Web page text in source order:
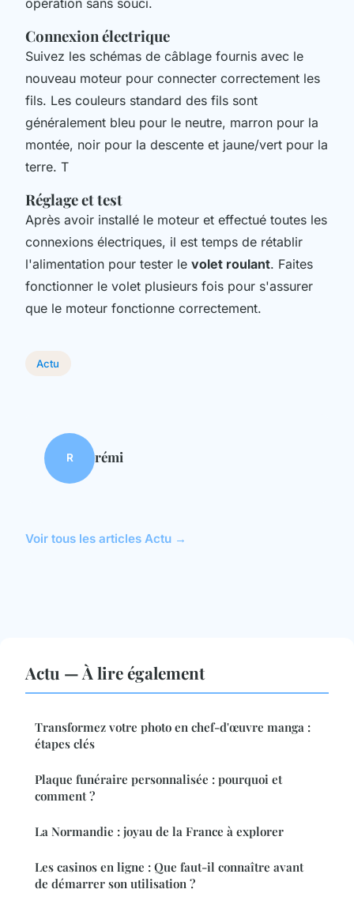
Connexion électrique
Suivez les schémas de câblage fournis avec le
nouveau moteur pour connecter correctement les
fils. Les couleurs standard des fils sont
généralement bleu pour le neutre, marron pour la
montée, noir pour la descente et jaune/vert pour la
terre. T
Réglage et test
Après avoir installé le moteur et effectué toutes les
connexions électriques, il est temps de rétablir
l'alimentation pour tester le volet roulant. Faites
fonctionner le volet plusieurs fois pour s'assurer
que le moteur fonctionne correctement.
Actu
R rémi
Voir tous les articles Actu →
Actu — À lire également
Transformez votre photo en chef-d'œuvre manga :
étapes clés
Plaque funéraire personnalisée : pourquoi et
comment ?
La Normandie : joyau de la France à explorer
Les casinos en ligne : Que faut-il connaître avant
de démarrer son utilisation ?